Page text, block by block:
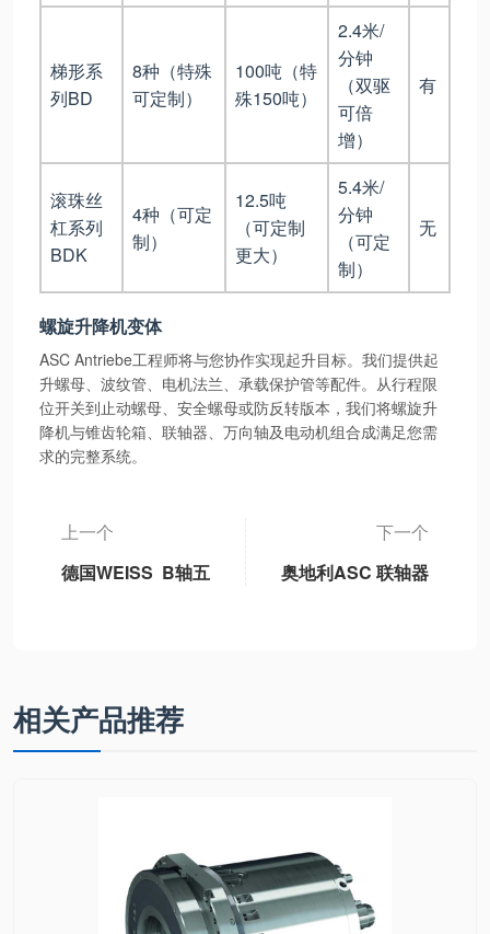
梯形系
列BD
8种（特殊
可定制）
100吨（特
殊150吨）
2.4米/
分钟
（双驱
可倍
增）
有
滚珠丝
杠系列
BDK
4种（可定
制）
12.5吨
（可定制
更大）
5.4米/
分钟
（可定
制）
无
螺旋升降机变体
ASC Antriebe工程师将与您协作实现起升目标。我们提供起
升螺母、波纹管、电机法兰、承载保护管等配件。从行程限
位开关到止动螺母、安全螺母或防反转版本，我们将螺旋升
降机与锥齿轮箱、联轴器、万向轴及电动机组合成满足您需
求的完整系统。
上一个
德国WEISS B轴五
重型B轴、3DB6通
用型B轴
下一个
奥地利ASC 联轴器
相关产品推荐